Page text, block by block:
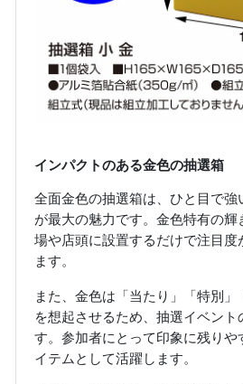
インパクトのある金色の抽選箱
全面金色の抽選箱は、ひと目で
が最大の魅力です。金色特有の
場や店頭に設置するだけで注目
ます。
また、金色は「当たり」「特別
を想起させるため、抽選イベン
す。参加者にとって印象に残り
イテムとして活躍します。